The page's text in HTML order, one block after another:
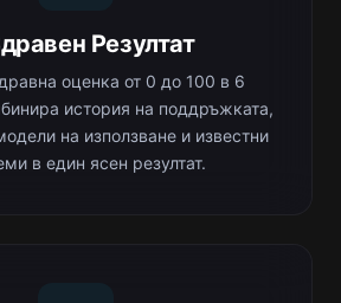
Резултат
оценка от 0 до 100 в 6
история на поддръжката,
на използване и известни
в един ясен резултат.